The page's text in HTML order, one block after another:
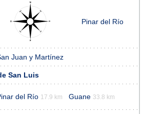
Pinar del Río
Juan y Martínez
San Luis
del Río 17.9 km Guane 33.8 km